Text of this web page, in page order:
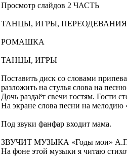
Просмотр слайдов 2 ЧАСТЬ
ТАНЦЫ, ИГРЫ, ПЕРЕОДЕВАНИЯ
РОМАШКА
ТАНЦЫ, ИГРЫ
Поставить диск со словами
разложить на стулья слова на
Дочь раздаёт свечи гостям. Гости
На экране слова песни на
Под звуки фанфар входит мама.
ЗВУЧИТ МУЗЫКА «Годы мои»
На фоне этой музыки я читаю